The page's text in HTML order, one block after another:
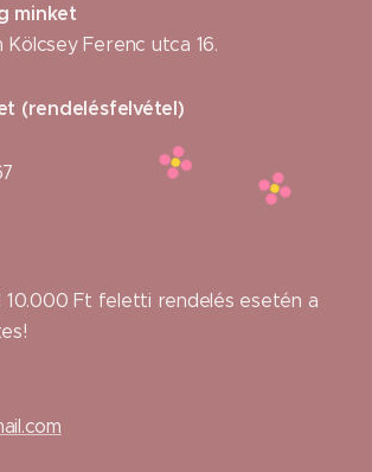
minket
Ferenc utca 16.
(rendelésfelvétel)
10.000 Ft feletti rendelés esetén a